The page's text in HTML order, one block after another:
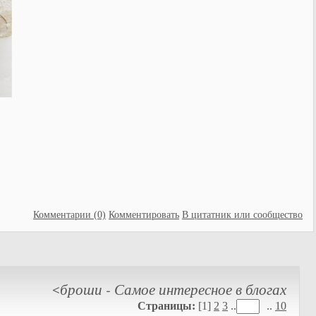
Комментарии (0) Комментировать В цитатник или сообщество
<броши - Самое интересное в блогах
Страницы: [1] 2 3 .. .. 10